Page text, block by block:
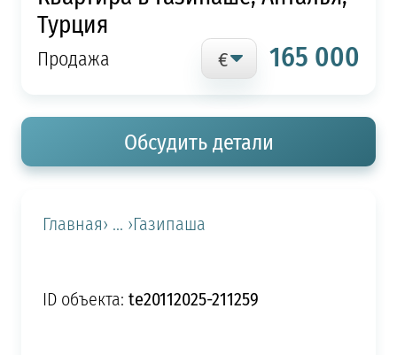
Турция
Продажа 165 000
Обсудить детали
Главная› ... ›Газипаша
ID объекта: te20112025-211259